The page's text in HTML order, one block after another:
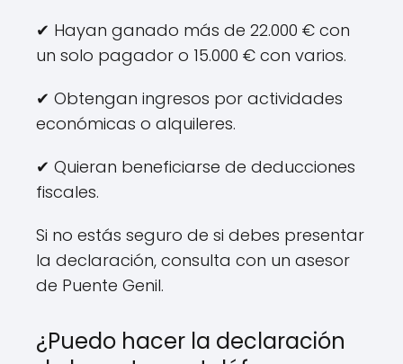
✔ Hayan ganado más de 22.000 € con
un solo pagador o 15.000 € con varios.
✔ Obtengan ingresos por actividades
económicas o alquileres.
✔ Quieran beneficiarse de deducciones
fiscales.
Si no estás seguro de si debes presentar
la declaración, consulta con un asesor
de Puente Genil.
¿Puedo hacer la declaración